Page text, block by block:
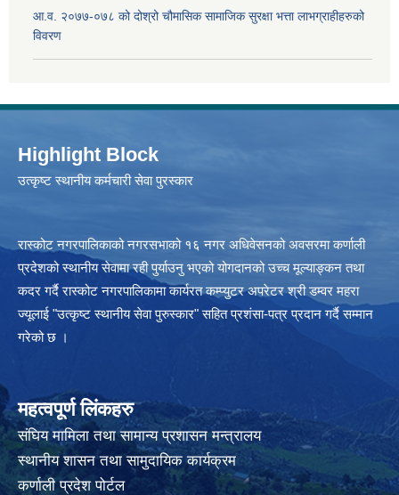
आ.व. २०७७-०७८ को दोश्रो चौमासिक सामाजिक सुरक्षा भत्ता लाभग्राहीहरुको
विवरण
Highlight Block
उत्‍कृष्ट स्थानीय कर्मचारी सेवा पुरस्कार
रास्कोट नगरपालिकाको नगरसभाको १६ नगर अधिवेसनको अवसरमा कर्णाली
प्रदेशको स्थानीय सेवामा रही पुर्याउनु भएको योगदानको उच्च मूल्याङ्कन तथा
कदर गर्दै रास्कोट नगरपालिकामा कार्यरत कम्प्युटर अपरेटर श्री डम्वर महरा
ज्यूलाई "उत्कृष्ट स्थानीय सेवा पुरुस्कार" सहित प्रशंसा-पत्र प्रदान गर्दै सम्मान
गरेको छ ।
महत्वपूर्ण लिंकहरु
संघिय मामिला तथा सामान्य प्रशासन मन्त्रालय
स्थानीय शासन तथा सामुदायिक कार्यक्रम
कर्णाली प्रदेश पोर्टल